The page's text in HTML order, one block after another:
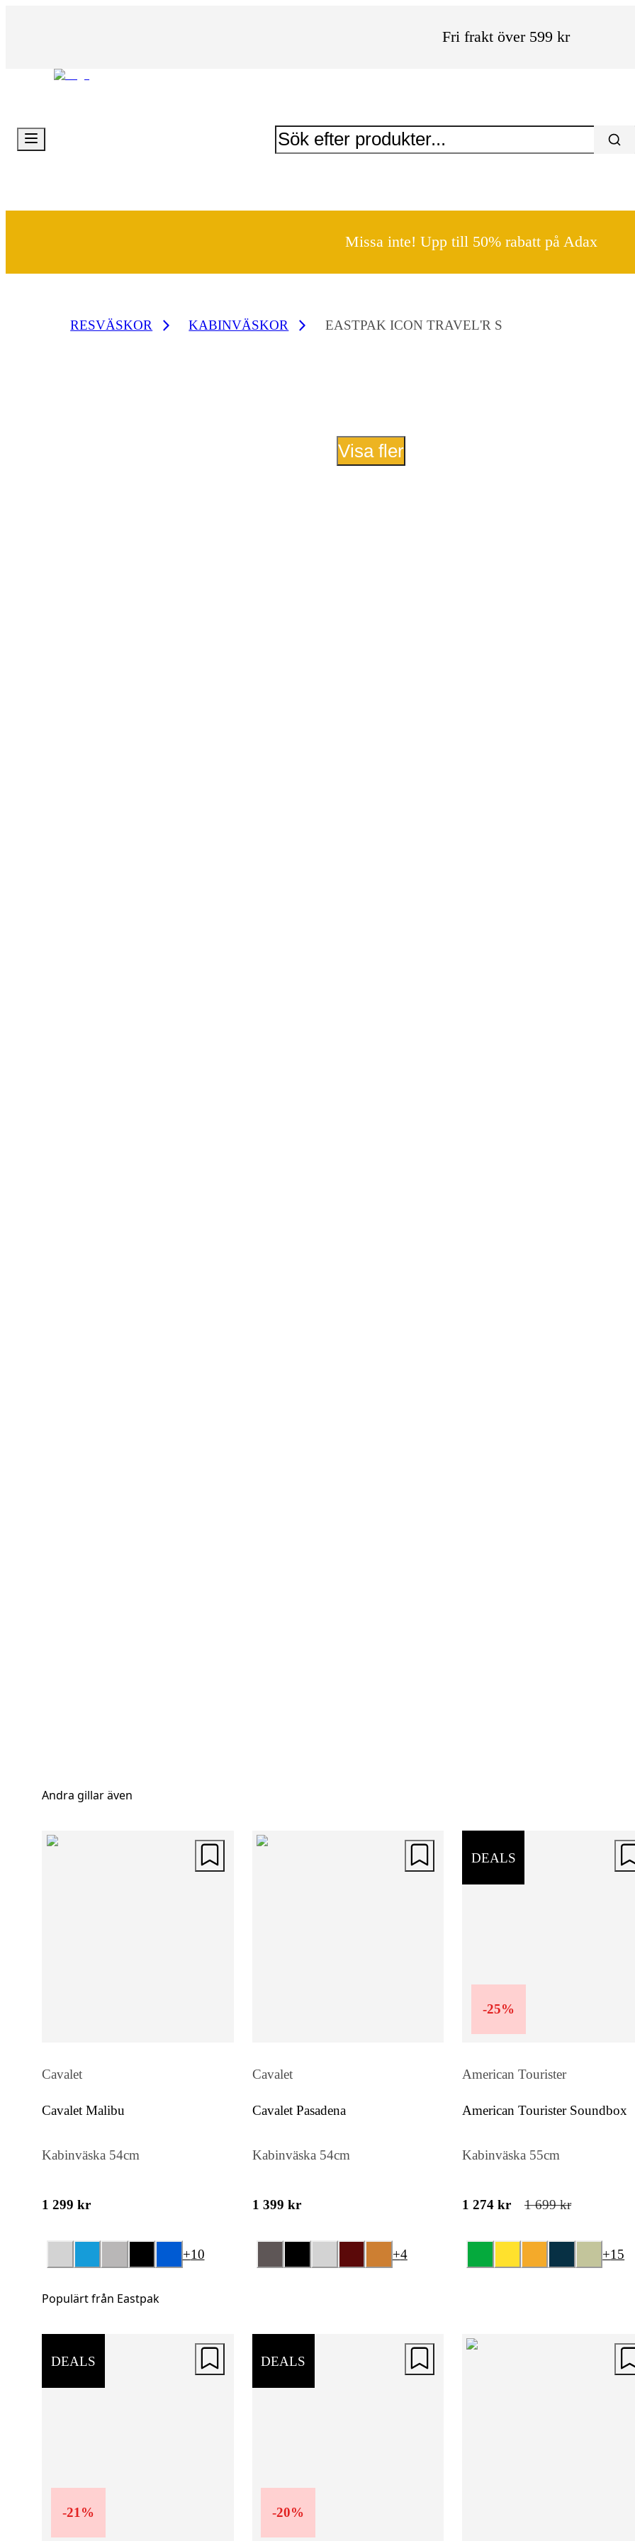
Fri frakt över 599 kr
Missa inte! Upp till 50% rabatt på Adax
RESVÄSKOR KABINVÄSKOR EASTPAK ICON TRAVEL'R S
Visa fler
Andra gillar även
Cavalet
Cavalet Malibu
Kabinväska 54cm
1 299 kr
+10
Cavalet
Cavalet Pasadena
Kabinväska 54cm
1 399 kr
+4
DEALS
-25%
American Tourister
American Tourister Soundbox
Kabinväska 55cm
1 274 kr 1 699 kr
+15
Populärt från Eastpak
DEALS
-21%
DEALS
-20%